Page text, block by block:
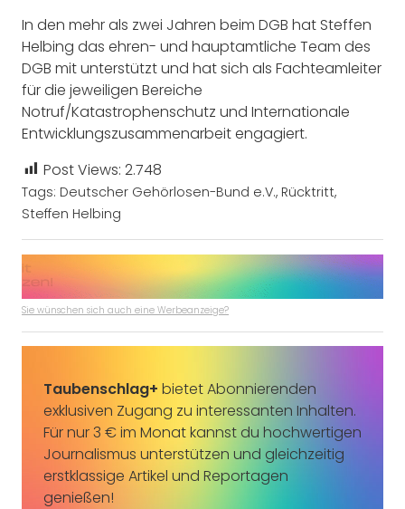
In den mehr als zwei Jahren beim DGB hat Steffen
Helbing das ehren- und hauptamtliche Team des
DGB mit unterstützt und hat sich als Fachteamleiter
für die jeweiligen Bereiche
Notruf/Katastrophenschutz und Internationale
Entwicklungszusammenarbeit engagiert.
Post Views: 2.748
Tags: Deutscher Gehörlosen-Bund e.V., Rücktritt,
Steffen Helbing
Sie wünschen sich auch eine Werbeanzeige?
Taubenschlag+ bietet Abonnierenden
exklusiven Zugang zu interessanten Inhalten.
Für nur 3 € im Monat kannst du hochwertigen
Journalismus unterstützen und gleichzeitig
erstklassige Artikel und Reportagen
genießen!